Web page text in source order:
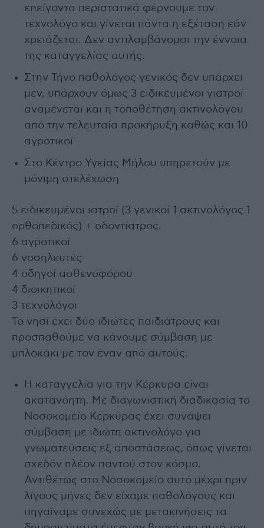
επείγοντα περιστατικά φέρνουμε τον
τεχνολόγο και γίνεται πάντα η εξέταση εάν
χρειάζεται. Δεν αντιλαμβάνομαι την έννοια
της καταγγελίας αυτής.
Στην Τήνο παθολόγος γενικός δεν υπάρχει
μεν, υπάρχουν όμως 3 ειδικευμένοι γιατροί
αναμένεται και η τοποθέτηση ακτινολόγου
από την τελευταία προκήρυξη καθώς και 10
αγροτικοί
Στο Κέντρο Υγείας Μήλου υπηρετούν με
μόνιμη στελέχωση
5 ειδικευμένοι ιατροί (3 γενικοί 1 ακτινολόγος 1
ορθοπεδικός) + οδοντίατρος.
6 αγροτικοί
6 νοσηλευτές
4 οδηγοί ασθενοφόρου
4 διοικητικοί
3 τεχνολόγοι
Το νησί έχει δύο ιδιώτες παιδιάτρους και
προσπαθούμε να κάνουμε σύμβαση με
μπλοκάκι με τον έναν από αυτούς.
Η καταγγελία για την Κέρκυρα είναι
ακατανόητη. Με διαγωνιστική διαδικασία το
Νοσοκομείο Κερκύρας έχει συνάψει
σύμβαση με ιδιώτη ακτινολόγο για
γνωματεύσεις εξ αποστάσεως, όπως γίνεται
σχεδόν πλέον παντού στον κόσμο.
Αντιθέτως στο Νοσοκομείο αυτό μέχρι πριν
λίγους μήνες δεν είχαμε παθολόγους και
πηγαίναμε συνεχώς με μετακινήσεις τα